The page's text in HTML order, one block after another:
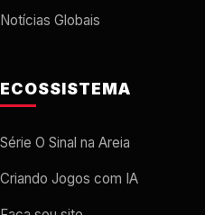
Notícias Globais
ECOSSISTEMA
Série O Sinal na Areia
Criando Jogos com IA